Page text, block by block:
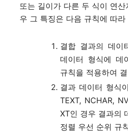
또는 길이가 다른 두 식이 연
우 그 특징은 다음 규칙에 따라
결합 결과의 데이
데이터 형식에 데
규칙을 적용하여
결과 데이터 형식
TEXT, NCHAR,
XT인 경우 결과의
정렬 우선 순위 규